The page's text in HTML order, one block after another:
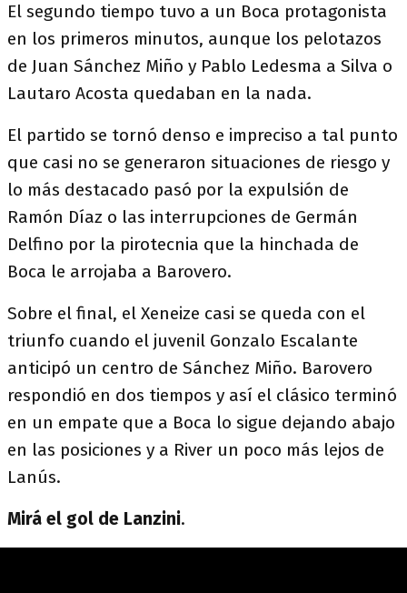
El segundo tiempo tuvo a un Boca protagonista
en los primeros minutos, aunque los pelotazos
de Juan Sánchez Miño y Pablo Ledesma a Silva o
Lautaro Acosta quedaban en la nada.
El partido se tornó denso e impreciso a tal punto
que casi no se generaron situaciones de riesgo y
lo más destacado pasó por la expulsión de
Ramón Díaz o las interrupciones de Germán
Delfino por la pirotecnia que la hinchada de
Boca le arrojaba a Barovero.
Sobre el final, el Xeneize casi se queda con el
triunfo cuando el juvenil Gonzalo Escalante
anticipó un centro de Sánchez Miño. Barovero
respondió en dos tiempos y así el clásico terminó
en un empate que a Boca lo sigue dejando abajo
en las posiciones y a River un poco más lejos de
Lanús.
Mirá el gol de Lanzini.